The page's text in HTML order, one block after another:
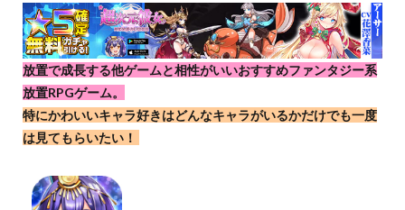
放置で成長する他ゲームと相性がいいおすすめファンタジー系
放置RPGゲーム。
特にかわいいキャラ好きはどんなキャラがいるかだけでも一度
は見てもらいたい！